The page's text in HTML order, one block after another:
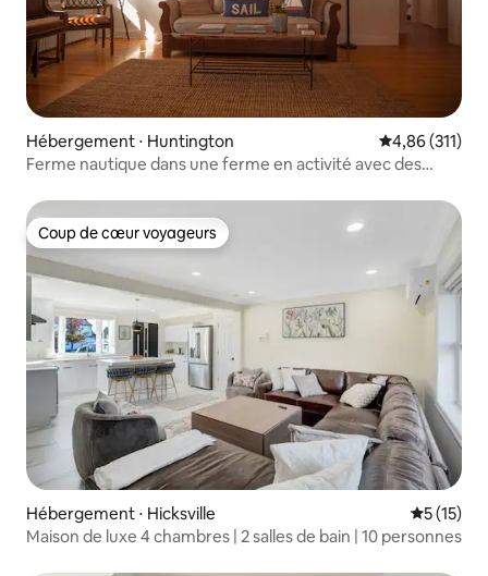
Hébergement ⋅ Huntington Évaluation
4,86 (311)
Ferme nautique dans une ferme en activité avec des
Coup de cœur voyageurs
Coup de cœur voyageurs
Hébergement ⋅ Hicksville
5 (15)
Maison de luxe 4 chambres | 2 salles de bain | 10 personnes